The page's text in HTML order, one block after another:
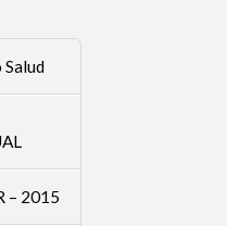
Salud
– 2015